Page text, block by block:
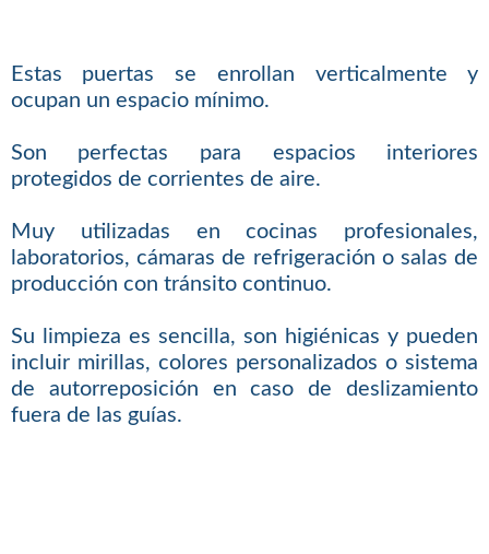
Estas puertas se enrollan verticalmente y
ocupan un espacio mínimo.
Son perfectas para espacios interiores
protegidos de corrientes de aire.
Muy utilizadas en cocinas profesionales,
laboratorios, cámaras de refrigeración o salas de
producción con tránsito continuo.
Su limpieza es sencilla, son higiénicas y pueden
incluir mirillas, colores personalizados o sistema
de autorreposición en caso de deslizamiento
fuera de las guías.